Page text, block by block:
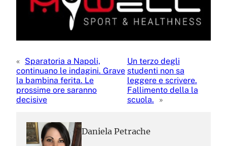
« Sparatoria a Napoli,
continuano le indagini. Grave
la bambina ferita. Le
prossime ore saranno
decisive
Un terzo degli
studenti non sa
leggere e scrivere.
Fallimento della la
scuola.
»
Daniela Petrache